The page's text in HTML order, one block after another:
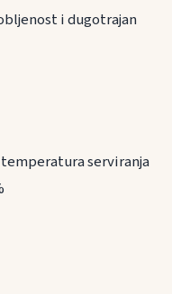
i dugotrajan
serviranja